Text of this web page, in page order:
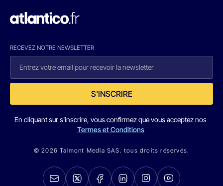
RECEVEZ NOTRE NEWSLETTER
S'INSCRIRE
En cliquant sur s'inscrire, vous confirmez que vous acceptez nos
Termes et Conditions
© 2026 Talmont Media SAS. tous droits réservés.